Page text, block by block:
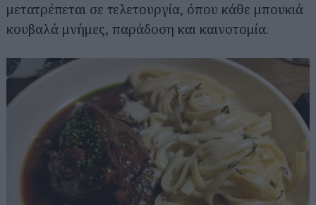
μετατρέπεται σε τελετουργία, όπου κάθε μπουκιά
κουβαλά μνήμες, παράδοση και καινοτομία.